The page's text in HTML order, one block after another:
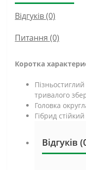
Відгуків (0)
Питання (0)
Коротка
тривалого
Головка
Гібрид
Відгуків